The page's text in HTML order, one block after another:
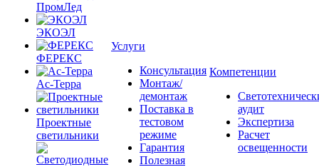
ПромЛед
ЭКОЭЛ
ФЕРЕКС
Ас-Терра
Проектные
светильники
Услуги
Консультация
Монтаж/
демонтаж
Поставка в
тестовом
режиме
Гарантия
Полезная
Компетенции
аудит
Экспертиза
Расчет
освещенности